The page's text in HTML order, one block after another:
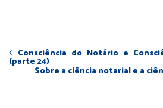
Consciência do Notário e
(parte 24)
Sobre a ciência notarial e a